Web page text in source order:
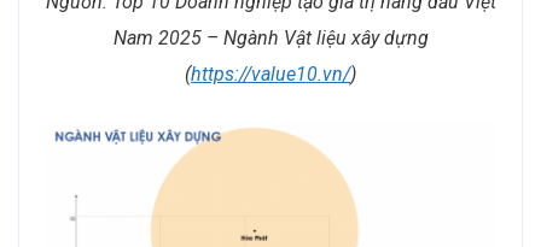
Nam 2025 – Ngành Vật liệu xây dựng
(https://value10.vn/)